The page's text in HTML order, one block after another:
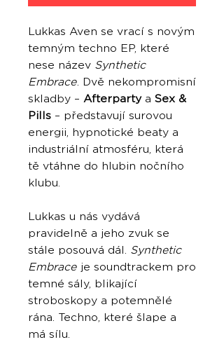
Lukkas Aven se vrací s novým
temným techno EP, které
nese název Synthetic
Embrace. Dvě nekompromisní
skladby – Afterpartya Sex &
Pills – představují surovou
energii, hypnotické beaty a
industriální atmosféru, která
tě vtáhne do hlubin nočního
klubu.
Lukkas u nás vydává
pravidelně a jeho zvuk se
stále posouvá dál. Synthetic
Embrace je soundtrackem pro
temné sály, blikající
stroboskopy a potemnělé
rána. Techno, které šlape a
má sílu.